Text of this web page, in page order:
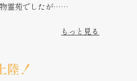
物霊苑でしたが……
もっと見る
陸！